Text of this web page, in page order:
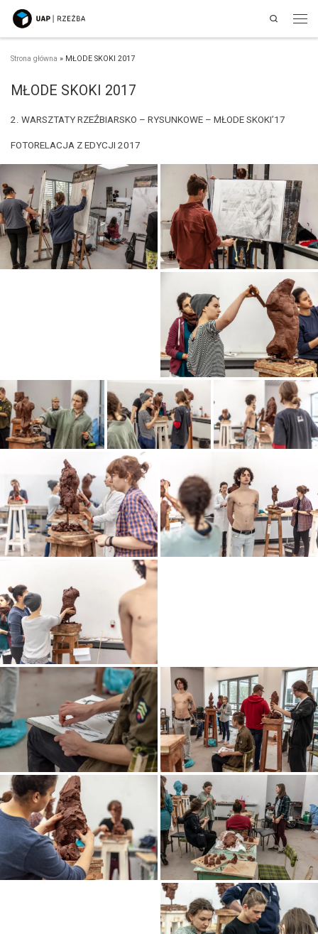
Przejdź do treści
Search
Strona główna » MŁODE SKOKI 2017
MŁODE SKOKI 2017
2. WARSZTATY RZEŹBIARSKO – RYSUNKOWE – MŁODE SKOKI’17
FOTORELACJA Z EDYCJI 2017